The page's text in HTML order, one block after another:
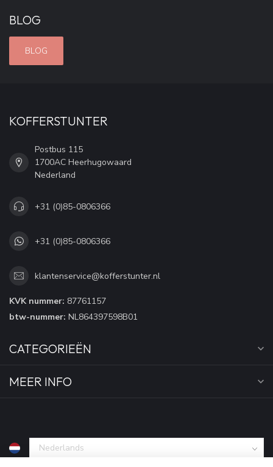
BLOG
BLOG
KOFFERSTUNTER
Postbus 115
1700AC Heerhugowaard
Nederland
+31 (0)85-0806366
+31 (0)85-0806366
klantenservice@kofferstunter.nl
KVK nummer: 87761157
btw-nummer: NL864397598B01
CATEGORIEËN
MEER INFO